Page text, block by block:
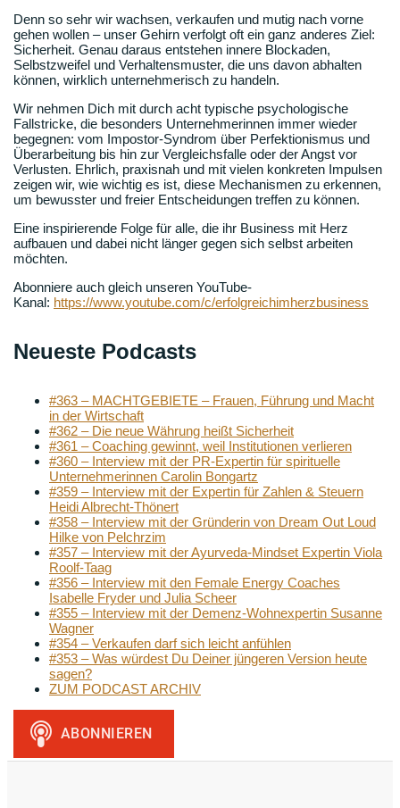
Denn so sehr wir wachsen, verkaufen und mutig nach vorne
gehen wollen – unser Gehirn verfolgt oft ein ganz anderes Ziel:
Sicherheit. Genau daraus entstehen innere Blockaden,
Selbstzweifel und Verhaltensmuster, die uns davon abhalten
können, wirklich unternehmerisch zu handeln.
Wir nehmen Dich mit durch acht typische psychologische
Fallstricke, die besonders Unternehmerinnen immer wieder
begegnen: vom Impostor-Syndrom über Perfektionismus und
Überarbeitung bis hin zur Vergleichsfalle oder der Angst vor
Verlusten. Ehrlich, praxisnah und mit vielen konkreten Impulsen
zeigen wir, wie wichtig es ist, diese Mechanismen zu erkennen,
um bewusster und freier Entscheidungen treffen zu können.
Eine inspirierende Folge für alle, die ihr Business mit Herz
aufbauen und dabei nicht länger gegen sich selbst arbeiten
möchten.
Abonniere auch gleich unseren YouTube-
Kanal: https://www.youtube.com/c/erfolgreichimherzbusiness
Neueste Podcasts
#363 – MACHTGEBIETE – Frauen, Führung und Macht
in der Wirtschaft
#362 – Die neue Währung heißt Sicherheit
#361 – Coaching gewinnt, weil Institutionen verlieren
#360 – Interview mit der PR-Expertin für spirituelle
Unternehmerinnen Carolin Bongartz
#359 – Interview mit der Expertin für Zahlen & Steuern
Heidi Albrecht-Thönert
#358 – Interview mit der Gründerin von Dream Out Loud
Hilke von Pelchrzim
#357 – Interview mit der Ayurveda-Mindset Expertin Viola
Roolf-Taag
#356 – Interview mit den Female Energy Coaches
Isabelle Fryder und Julia Scheer
#355 – Interview mit der Demenz-Wohnexpertin Susanne
Wagner
#354 – Verkaufen darf sich leicht anfühlen
#353 – Was würdest Du Deiner jüngeren Version heute
sagen?
ZUM PODCAST ARCHIV